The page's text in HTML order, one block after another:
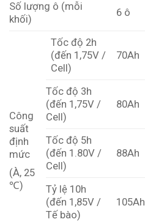
Số lượng ô (mỗi
khối)
6 ô
Công
suất
định
mức
(À, 25
℃)
Tốc độ 2h
(đến 1,75V /
Cell)
70Ah
Tốc độ 3h
(đến 1,75V /
Cell)
80Ah
Tốc độ 5h
(đến 1.80V /
Cell)
88Ah
Tỷ lệ 10h
(đến 1,85V /
Tế bào)
105Ah